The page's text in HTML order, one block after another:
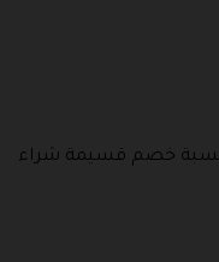
من نسبة خصم قسيمة شراء